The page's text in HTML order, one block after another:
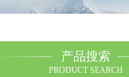
产品搜索
PRODUCT SEARCH